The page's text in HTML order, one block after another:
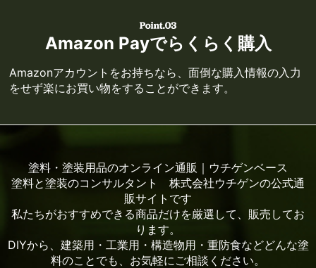
Amazon Payでらくらく購入
Amazonアカウントをお持ちなら、面倒な購入情報の入力
をせず楽にお買い物をすることができます。
塗料・塗装用品のオンライン通販｜ウチゲンベース
塗料と塗装のコンサルタント 株式会社ウチゲンの公式通
販サイトです
私たちがおすすめできる商品だけを厳選して、販売してお
ります。
DIYから、建築用・工業用・構造物用・重防食などどんな塗
料のことでも、お気軽にご相談ください。